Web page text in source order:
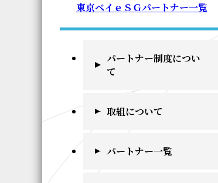
東京ベイｅＳＧパートナー一覧
パートナー制度につい
て
取組について
パートナー一覧